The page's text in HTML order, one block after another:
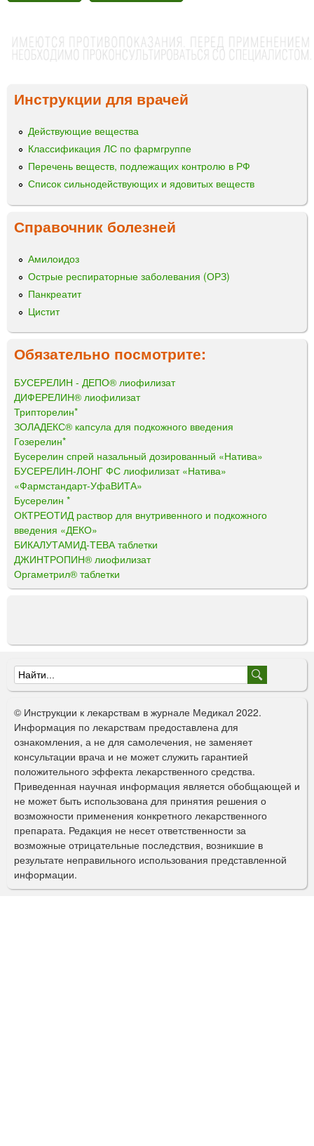
Инструкции для врачей
Действующие вещества
Классификация ЛС по фармгруппе
Перечень веществ, подлежащих контролю в РФ
Список сильнодействующих и ядовитых веществ
Справочник болезней
Амилоидоз
Острые респираторные заболевания (ОРЗ)
Панкреатит
Цистит
Обязательно посмотрите:
БУСЕРЕЛИН - ДЕПО® лиофилизат
ДИФЕРЕЛИН® лиофилизат
Трипторелин*
ЗОЛАДЕКС® капсула для подкожного введения
Гозерелин*
Бусерелин спрей назальный дозированный «Натива»
БУСЕРЕЛИН-ЛОНГ ФС лиофилизат «Натива»
«Фармстандарт-УфаВИТА»
Бусерелин *
ОКТРЕОТИД раствор для внутривенного и подкожного
введения «ДЕКО»
БИКАЛУТАМИД-ТЕВА таблетки
ДЖИНТРОПИН® лиофилизат
Оргаметрил® таблетки
Ф
о
р
м
а
п
о
и
с
к
© Инструкции к лекарствам в журнале Медикал 2022.
Информация по лекарствам предоставлена для
ознакомления, а не для самолечения, не заменяет
консультации врача и не может служить гарантией
положительного эффекта лекарственного средства.
Приведенная научная информация является обобщающей и
не может быть использована для принятия решения о
возможности применения конкретного лекарственного
препарата. Редакция не несет ответственности за
возможные отрицательные последствия, возникшие в
результате неправильного использования представленной
информации.